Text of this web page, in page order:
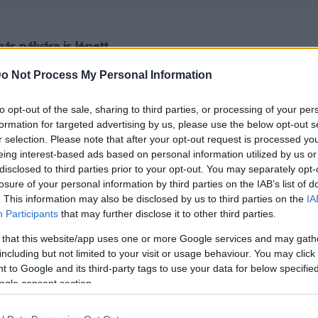
Not Process My Personal Information
opt-out of the sale, sharing to third parties, or processing of your
for targeted advertising by us, please use the below opt-out
selection. Please note that after your opt-out request is processed
interest-based ads based on personal information utilized by us
to third parties prior to your opt-out. You may separately
of your personal information by third parties on the IAB’s list of
This information may also be disclosed by us to third parties on the
Participants that may further disclose it to other third parties.
that this website/app uses one or more Google services and may
but not limited to your visit or usage behaviour. You may
to Google and its third-party tags to use your data for below
consent section.
pályára is lépett.
marosvásárhelyi születésű védőt tesztel az élvonalbeli
Honvéd könnyed, háromgólos (3–0) győzelmet
Dénesdtorcsmisérd ellen. A kispestiek "hőse"
lépett a marosvásárhelyi születésű Szilágyi Lóránd.
Gaz Metan Medias (Medgyes) csapatában játszott,